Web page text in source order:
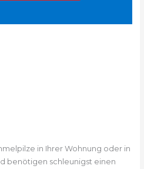
in Ihrer Wohnung oder in
benötigen schleunigst einen